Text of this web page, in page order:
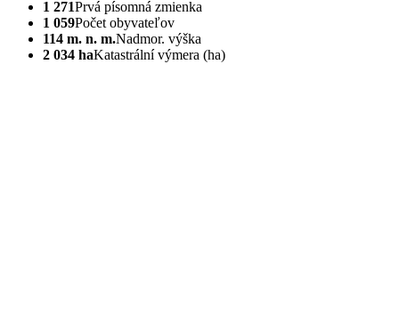
1 271Prvá písomná zmienka
1 059Počet obyvateľov
114 m. n. m.Nadmor. výška
2 034 haKatastrální výmera (ha)